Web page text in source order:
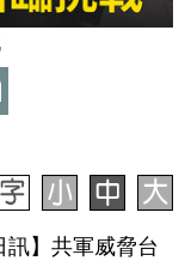
訊】共軍威脅台